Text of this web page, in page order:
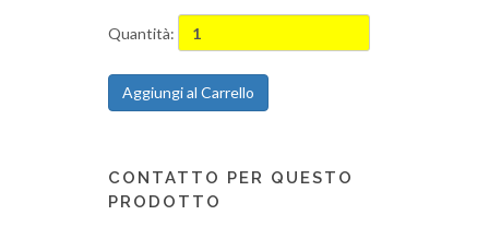
Quantità:
Aggiungi al Carrello
CONTATTO PER QUESTO
PRODOTTO